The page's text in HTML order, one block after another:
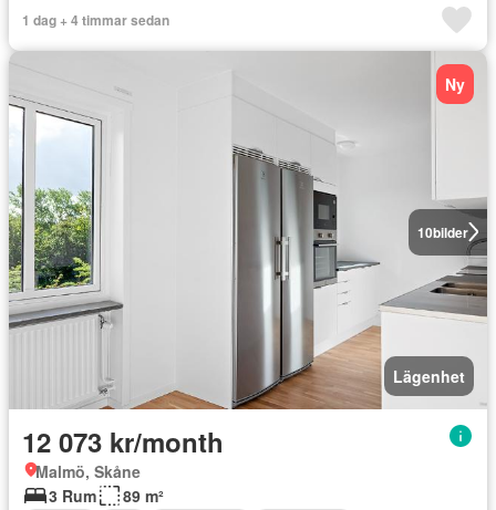
1 dag + 4 timmar sedan
10bilder
Ny
Lägenhet
12 073 kr/month
Malmö, Skåne
3 Rum
89 m²